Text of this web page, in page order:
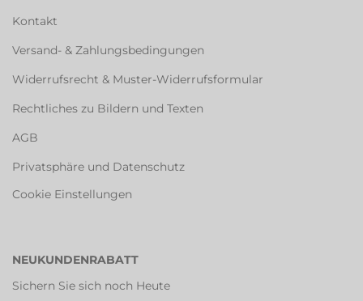
Kontakt
Versand- & Zahlungsbedingungen
Widerrufsrecht & Muster-Widerrufsformular
Rechtliches zu Bildern und Texten
AGB
Privatsphäre und Datenschutz
Cookie Einstellungen
NEUKUNDENRABATT
Sichern Sie sich noch Heute